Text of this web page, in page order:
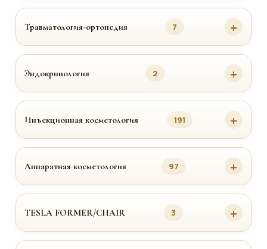
Травматология-ортопедия 7
Эндокринология 2
Инъекционная косметология 191
Аппаратная косметология 97
TESLA FORMER/CHAIR 3